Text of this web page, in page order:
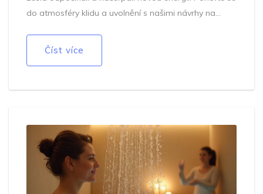
do atmosféry klidu a uvolnění s našimi návrhy na
nabízejí kvalitní služby, ale také zajímavé zážitky.
Číst více